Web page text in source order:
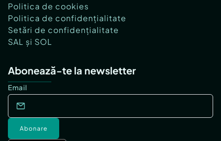
Politica de cookies
Politica de confidențialitate
Setări de confidențialitate
SAL și SOL
Abonează-te la newsletter
Email
Abonare